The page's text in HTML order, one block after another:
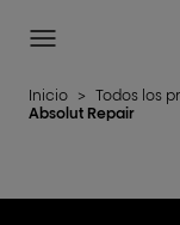
L'Oréal
Site Menu
Inicio > Todos los
Absolut Repair